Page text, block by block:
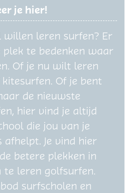
je hier!
willen leren surfen? Er
plek te bedenken waar
Of je nu wilt leren
Of je bent
de nieuwste
hier vind je altijd
die jou van je
Je vind hier
betere plekken in
te leren golfsurfen.
surfscholen en